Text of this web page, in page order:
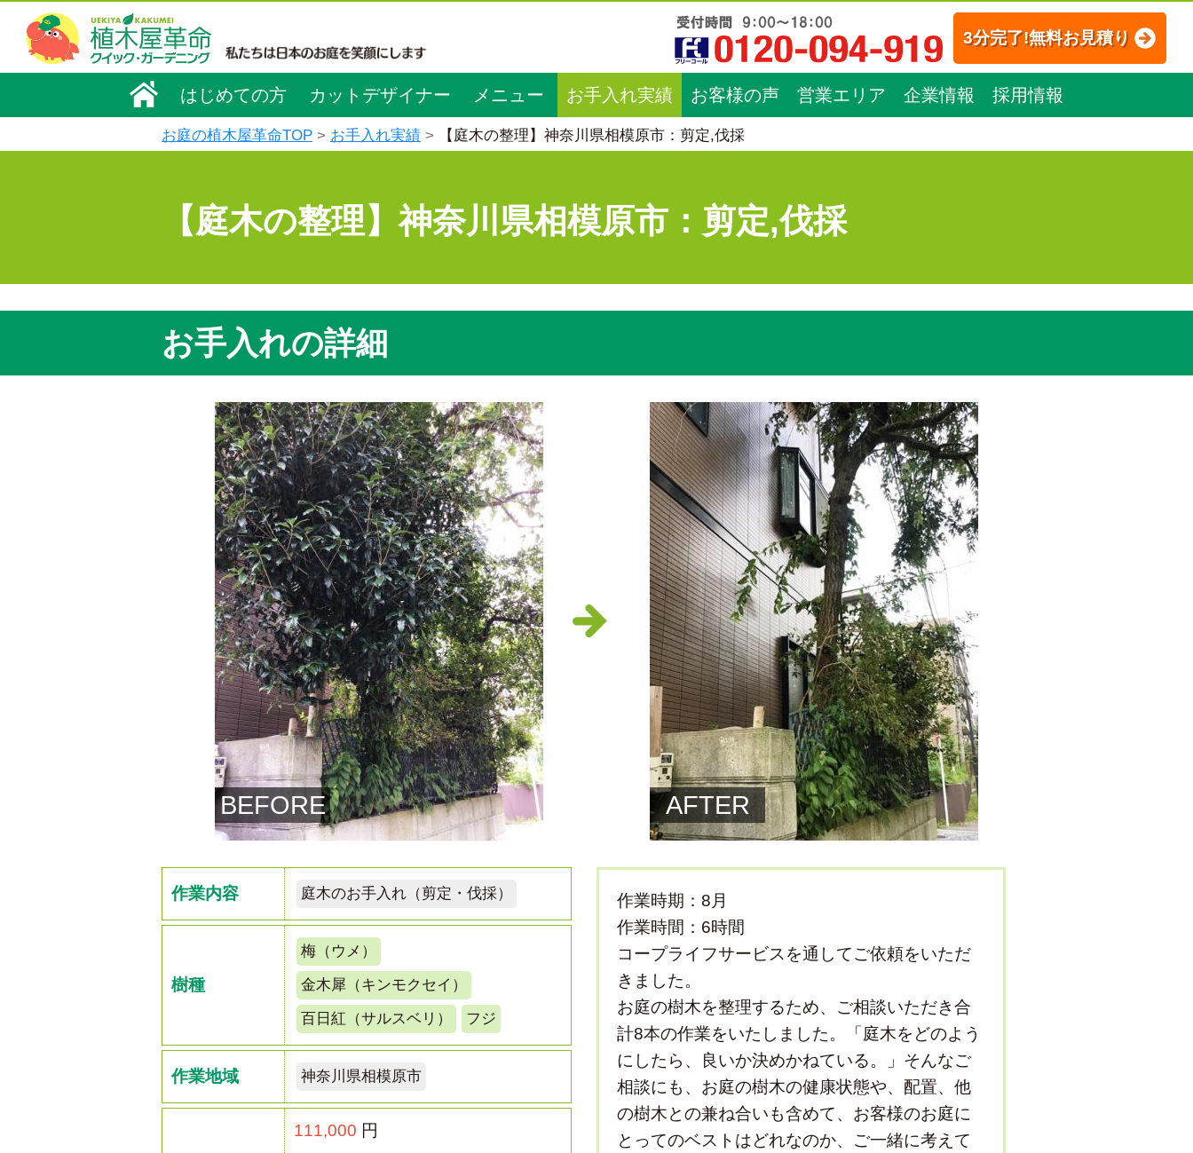
3分完了!無料お見積り
はじめての方 カットデザイナー メニュー お手入れ実績 お客様の声 営業エリア 企業情報 採用情報
お庭の植木屋革命TOP お手入れ実績 【庭木の整理】神奈川県相模原市：剪定,伐採
【庭木の整理】神奈川県相模原市：剪定,伐採
お手入れの詳細
BEFORE AFTER
作業内容 庭木のお手入れ（剪定・伐採）
樹種
梅（ウメ）
金木犀（キンモクセイ）
百日紅（サルスベリ）
フジ
作業地域 神奈川県相模原市
111,000 円
作業時期：8月
作業時間：6時間
コープライフサービスを通してご依頼をいただ
きました。
お庭の樹木を整理するため、ご相談いただき合
計8本の作業をいたしました。「庭木をどのよう
にしたら、良いか決めかねている。」そんなご
相談にも、お庭の樹木の健康状態や、配置、他
の樹木との兼ね合いも含めて、お客様のお庭に
とってのベストはどれなのか、ご一緒に考えて